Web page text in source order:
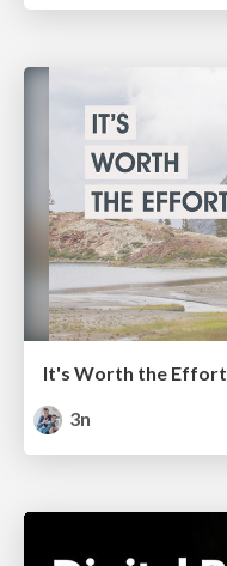
It's Worth the Effort
3n